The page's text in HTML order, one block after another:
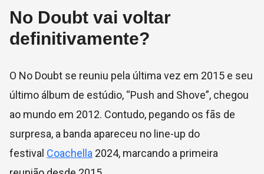
No Doubt vai voltar
definitivamente?
O No Doubt se reuniu pela última vez em 2015 e seu
último álbum de estúdio, “Push and Shove”, chegou
ao mundo em 2012. Contudo, pegando os fãs de
surpresa, a banda apareceu no line-up do
festival Coachella 2024, marcando a primeira